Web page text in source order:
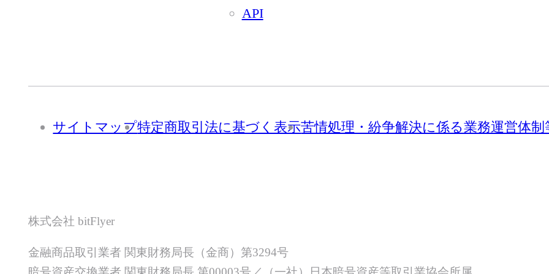
API
サイトマップ特定商取引法に基づく表示苦情処理・紛争解決に係る業務運営体制
株式会社 bitFlyer
金融商品取引業者 関東財務局長（金商）第3294号